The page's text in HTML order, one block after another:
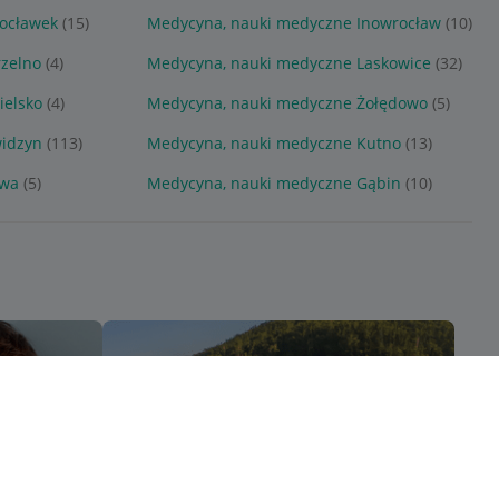
(15) Medycyna, nauki medyczne Inowrocław (10)
(4) Medycyna, nauki medyczne Laskowice (32)
(4) Medycyna, nauki medyczne Żołędowo (5)
(113) Medycyna, nauki medyczne Kutno (13)
(5) Medycyna, nauki medyczne Gąbin (10)